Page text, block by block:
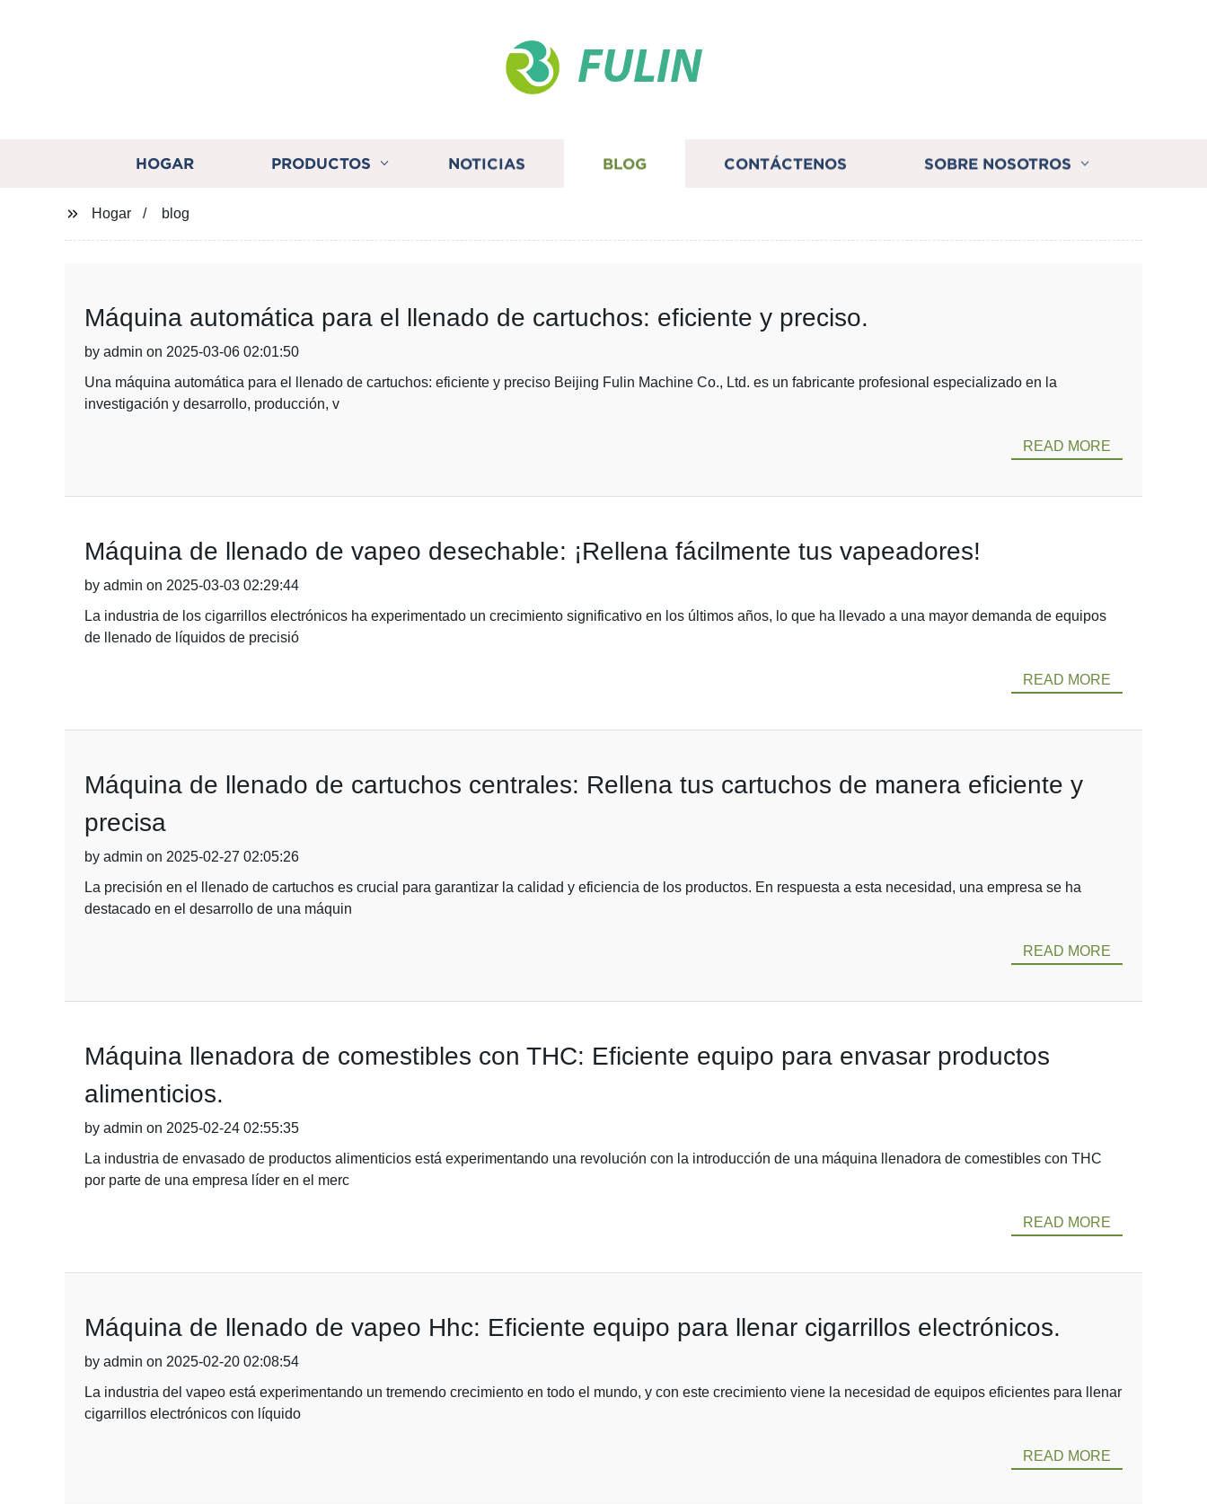
FULIN
HOGAR PRODUCTOS NOTICIAS BLOG CONTÁCTENOS SOBRE NOSOTROS
Hogar blog
Máquina automática para el llenado de cartuchos: eficiente y preciso.
by admin on 2025-03-06 02:01:50
Una máquina automática para el llenado de cartuchos: eficiente y preciso Beijing Fulin Machine Co., Ltd. es un fabricante profesional especializado en la
investigación y desarrollo, producción, v
READ MORE
Máquina de llenado de vapeo desechable: ¡Rellena fácilmente tus vapeadores!
by admin on 2025-03-03 02:29:44
La industria de los cigarrillos electrónicos ha experimentado un crecimiento significativo en los últimos años, lo que ha llevado a una mayor demanda de equipos
de llenado de líquidos de precisió
READ MORE
Máquina de llenado de cartuchos centrales: Rellena tus cartuchos de manera eficiente y
precisa
by admin on 2025-02-27 02:05:26
La precisión en el llenado de cartuchos es crucial para garantizar la calidad y eficiencia de los productos. En respuesta a esta necesidad, una empresa se ha
destacado en el desarrollo de una máquin
READ MORE
Máquina llenadora de comestibles con THC: Eficiente equipo para envasar productos
alimenticios.
by admin on 2025-02-24 02:55:35
La industria de envasado de productos alimenticios está experimentando una revolución con la introducción de una máquina llenadora de comestibles con THC
por parte de una empresa líder en el merc
READ MORE
Máquina de llenado de vapeo Hhc: Eficiente equipo para llenar cigarrillos electrónicos.
by admin on 2025-02-20 02:08:54
La industria del vapeo está experimentando un tremendo crecimiento en todo el mundo, y con este crecimiento viene la necesidad de equipos eficientes para llenar
cigarrillos electrónicos con líquido
READ MORE